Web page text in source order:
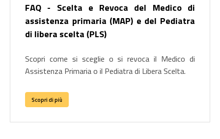
FAQ - Scelta e Revoca del Medico di
assistenza primaria (MAP) e del Pediatra
di libera scelta (PLS)
Scopri come si sceglie o si revoca il Medico di
Assistenza Primaria o il Pediatra di Libera Scelta.
Scopri di più